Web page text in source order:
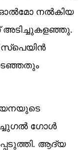
ഓല്‍മോ നല്‍കിയ
അടിച്ചുകളഞ്ഞു.
ഗോള്‍
ആദ്യ